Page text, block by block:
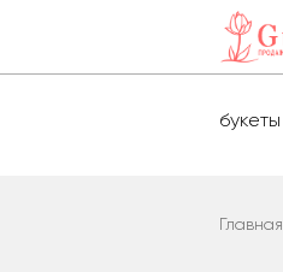
букеты
Главная